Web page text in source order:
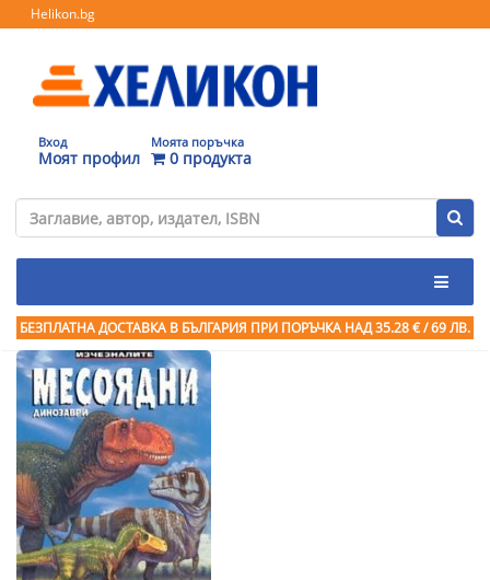
Helikon.bg
Вход
Моят профил
Моята поръчка
0 продукта
БЕЗПЛАТНА ДОСТАВКА В БЪЛГАРИЯ ПРИ ПОРЪЧКА НАД 35.28 € / 69 ЛВ.